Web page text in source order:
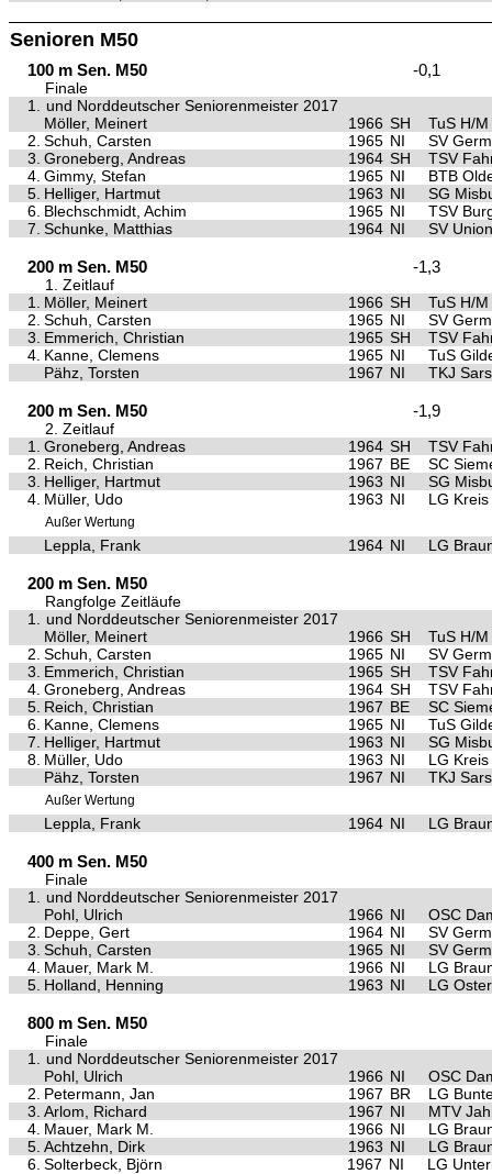
Senioren M50
100 m Sen. M50 -0,1
Finale
1.
und Norddeutscher Seniorenmeister 2017
Möller, Meinert
1966 SH
TuS H/M
2. Schuh, Carsten 1965 NI
SV
3. Groneberg, Andreas 1964 SH
TSV
4. Gimmy, Stefan 1965 NI
BTB
5. Helliger, Hartmut 1963 NI
SG
6. Blechschmidt, Achim 1965 NI
TSV
7. Schunke, Matthias 1964 NI SV
200 m Sen. M50 -1,3
1. Zeitlauf
1.
Möller, Meinert 1966 SH
TuS H/M
2. Schuh, Carsten 1965 NI
SV
3. Emmerich, Christian 1965 SH
TSV
4. Kanne, Clemens 1965 NI
TuS
Pähz, Torsten
1967 NI TKJ
200 m Sen. M50 -1,9
2. Zeitlauf
1.
Groneberg, Andreas 1964 SH
TSV
2. Reich, Christian 1967 BE
SC
3. Helliger, Hartmut 1963 NI
SG
4. Müller, Udo 1963 NI LG
Außer Wertung
Leppla, Frank 1964 NI LG
200 m Sen. M50
Rangfolge Zeitläufe
1.
und Norddeutscher Seniorenmeister 2017
Möller, Meinert
1966 SH
TuS H/M
2. Schuh, Carsten 1965 NI
SV
3. Emmerich, Christian 1965 SH
TSV
4. Groneberg, Andreas 1964 SH
TSV
5. Reich, Christian 1967 BE
SC
6. Kanne, Clemens 1965 NI
TuS
7. Helliger, Hartmut 1963 NI
SG
8. Müller, Udo 1963 NI
LG
Pähz, Torsten
1967 NI TKJ
Außer Wertung
Leppla, Frank 1964 NI LG
400 m Sen. M50
Finale
1.
und Norddeutscher Seniorenmeister 2017
Pohl, Ulrich
1966 NI
OSC
2. Deppe, Gert 1964 NI
SV
3. Schuh, Carsten 1965 NI
SV
4. Mauer, Mark M. 1966 NI
LG
5. Holland, Henning 1963 NI LG
800 m Sen. M50
Finale
1.
und Norddeutscher Seniorenmeister 2017
Pohl, Ulrich
1966 NI
OSC
2. Petermann, Jan 1967 BR
LG
3. Arlom, Richard 1967 NI
MTV
4. Mauer, Mark M. 1966 NI
LG
5. Achtzehn, Dirk 1963 NI
LG
6. Solterbeck, Björn 1967 NI LG